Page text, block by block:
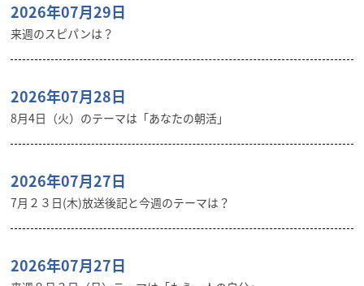
2026年07月29日
来週のスピパンは？
2026年07月28日
8月4日（火）のテーマは「あなたの朝活」
2026年07月27日
7月２３日(木)放送後記と今週のテーマは？
2026年07月27日